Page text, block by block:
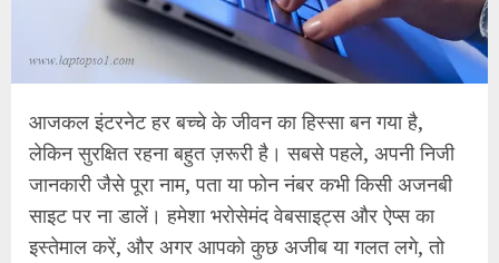
आजकल इंटरनेट हर बच्चे के जीवन का हिस्सा बन गया है,
लेकिन सुरक्षित रहना बहुत ज़रूरी है। सबसे पहले, अपनी निजी
जानकारी जैसे पूरा नाम, पता या फोन नंबर कभी किसी अजनबी
साइट पर ना डालें। हमेशा भरोसेमंद वेबसाइट्स और ऐप्स का
इस्तेमाल करें, और अगर आपको कुछ अजीब या गलत लगे, तो